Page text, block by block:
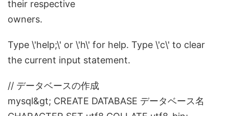
their respective
owners.
Type \'help;\' or \'h\' for help. Type \'c\' to clear
the current input statement.
// データベースの作成
mysql&gt; CREATE DATABASE データベース名